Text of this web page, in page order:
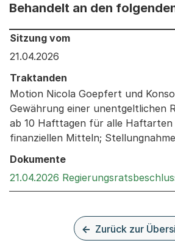
Behandelt an den
Behandelt an den folgenden
Sitzung vom
21.04.2026
Traktanden
Motion Nicola Goepfert und
Gewährung einer unentgeltlichen
ab 10 Hafttagen für alle Haftarten
finanziellen Mitteln; Stellungnahme
Dokumente
21.04.2026
Zurück zur